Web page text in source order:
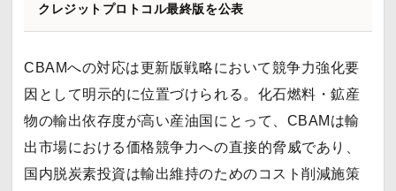
クレジットプロトコル最終版を公表
CBAMへの対応は更新版戦略において競争力強化要
因として明示的に位置づけられる。化石燃料・鉱産
物の輸出依存度が高い産油国にとって、CBAMは輸
出市場における価格競争力への直接的脅威であり、
国内脱炭素投資は輸出維持のためのコスト削減施策